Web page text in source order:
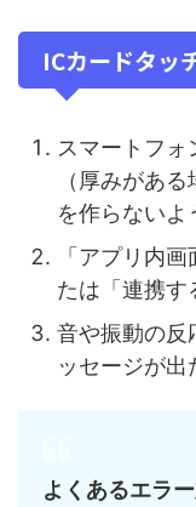
ICカードタッ
スマートフォ
（厚みがあ
を作らないよ
「アプリ内
たは「連携す
音や振動の反
ッセージが出
よくあるエラー